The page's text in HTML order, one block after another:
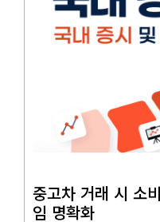
중고차 거래 시 소
임 명확화